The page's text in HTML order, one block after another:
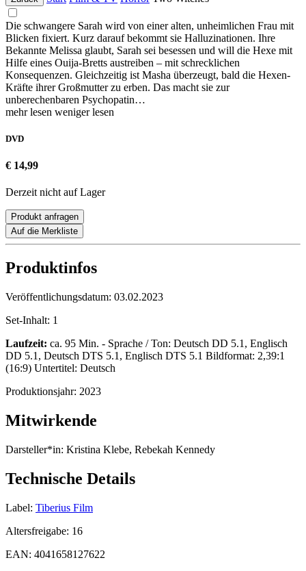
Die schwangere Sarah wird von einer alten, unheimlichen Frau mit
Blicken fixiert. Kurz darauf bekommt sie Halluzinationen. Ihre
Bekannte Melissa glaubt, Sarah sei besessen und will die Hexe mit
Hilfe eines Ouija-Bretts austreiben – mit schrecklichen
Konsequenzen. Gleichzeitig ist Masha überzeugt, bald die Hexen-
Kräfte ihrer Großmutter zu erben. Das macht sie zur
unberechenbaren Psychopatin…
mehr lesen weniger lesen
DVD
€ 14,99
Derzeit nicht auf Lager
Produkt anfragen
Auf die Merkliste
Produktinfos
Veröffentlichungsdatum: 03.02.2023
Set-Inhalt: 1
Laufzeit: ca. 95 Min. - Sprache / Ton: Deutsch DD 5.1, Englisch
DD 5.1, Deutsch DTS 5.1, Englisch DTS 5.1 Bildformat: 2,39:1
(16:9) Untertitel: Deutsch
Produktionsjahr: 2023
Mitwirkende
Darsteller*in: Kristina Klebe, Rebekah Kennedy
Technische Details
Label: Tiberius Film
Altersfreigabe: 16
EAN: 4041658127622